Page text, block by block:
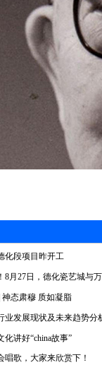
化段项目昨开工
8月27日，德化瓷艺城与
神态肃穆 质如凝脂
业发展现状及未来趋势分
化讲好“china故事”
唱歌，大家来欣赏下！